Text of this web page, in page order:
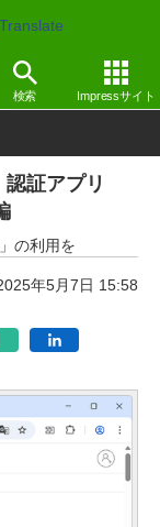
Translate
検索 Impressサイト
証アプリ
の利用を
年5月7日 15:58